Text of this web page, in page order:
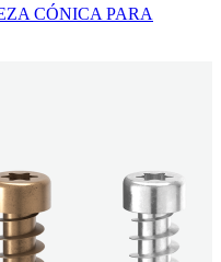
CÓNICA PARA